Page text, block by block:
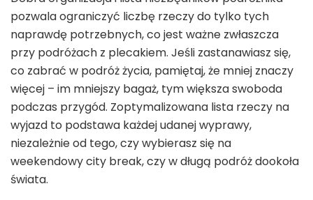
pozwala ograniczyć liczbę rzeczy do tylko tych
naprawdę potrzebnych, co jest ważne zwłaszcza
przy podróżach z plecakiem. Jeśli zastanawiasz się,
co zabrać w podróż życia, pamiętaj, że mniej znaczy
więcej – im mniejszy bagaż, tym większa swoboda
podczas przygód. Zoptymalizowana lista rzeczy na
wyjazd to podstawa każdej udanej wyprawy,
niezależnie od tego, czy wybierasz się na
weekendowy city break, czy w długą podróż dookoła
świata.